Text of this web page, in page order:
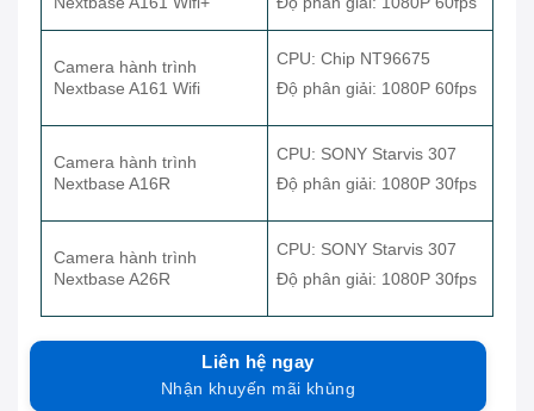
Camera hành trình
Nextbase A161 Wifi
CPU: Chip NT96675
Độ phân giải: 1080P 60fps
Camera hành trình
Nextbase A16R
CPU: SONY Starvis 307
Độ phân giải: 1080P 30fps
Camera hành trình
Nextbase A26R
CPU: SONY Starvis 307
Độ phân giải: 1080P 30fps
Liên hệ ngay
Nhận khuyến mãi khủng